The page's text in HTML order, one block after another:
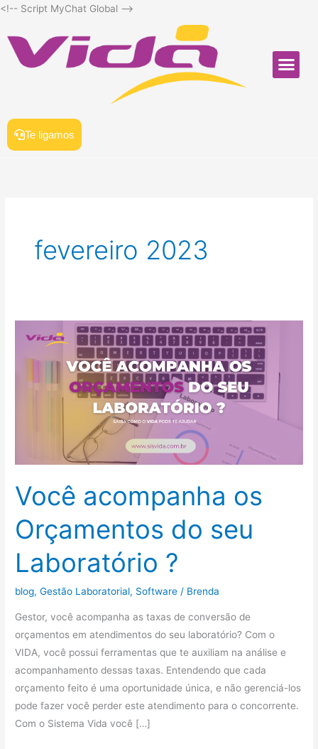
<!-- Script MyChat Global -->
Ir
conteúdo
Te ligamos
fevereiro 2023
Você acompanha os
Orçamentos do seu
Laboratório ?
blog,Gestão Laboratorial, Software / Brenda
Gestor, você acompanha as taxas de conversão de
orçamentos em atendimentos do seu laboratório? Com o
VIDA, você possui ferramentas que te auxiliam na análise e
acompanhamento dessas taxas. Entendendo que cada
orçamento feito é uma oportunidade única, e não gerenciá-los
pode fazer você perder este atendimento para o concorrente.
Com o Sistema Vida você […]
acompanha
Orçamentos